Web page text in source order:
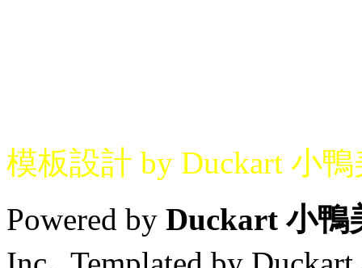
模板設計 by Duckart 小
Powered by Duckart 小鴨